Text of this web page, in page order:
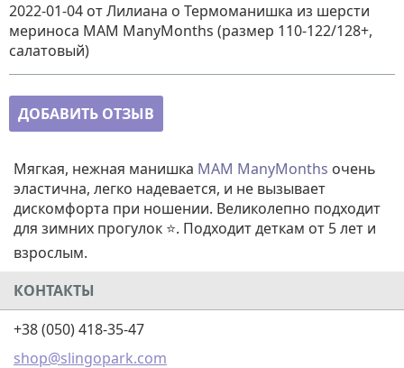
2022-01-04 от Лилиана о Термоманишка из шерсти
мериноса MAM ManyMonths (размер 110-122/128+,
салатовый)
ДОБАВИТЬ ОТЗЫВ
Мягкая, нежная манишка MAM ManyMonths очень
эластична, легко надевается, и не вызывает
дискомфорта при ношении. Великолепно подходит
для зимних прогулок ⭐. Подходит деткам от 5 лет и
взрослым.
КОНТАКТЫ
+38 (050) 418-35-47
shop@slingopark.com